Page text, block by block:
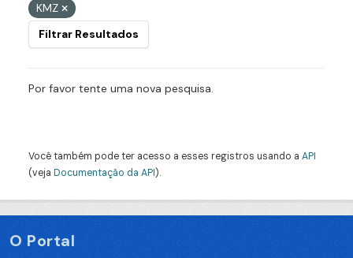
KMZ
Filtrar Resultados
Por favor tente uma nova pesquisa.
Você também pode ter acesso a esses registros usando a API
(veja Documentação da API).
O Portal